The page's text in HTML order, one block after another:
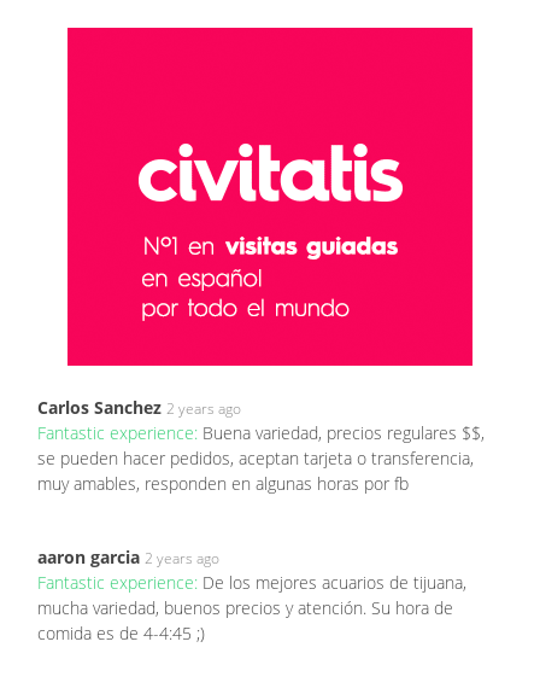
Carlos Sanchez 2 years ago
Fantastic experience: Buena variedad, precios regulares $$,
se pueden hacer pedidos, aceptan tarjeta o transferencia,
muy amables, responden en algunas horas por fb
aaron garcia 2 years ago
Fantastic experience: De los mejores acuarios de tijuana,
mucha variedad, buenos precios y atención. Su hora de
comida es de 4-4:45 ;)